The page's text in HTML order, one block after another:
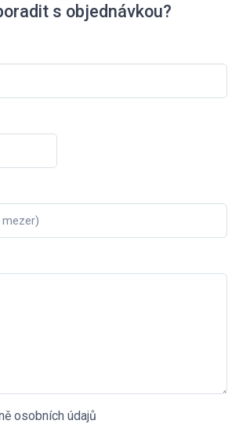
s objednávkou?
osobních údajů